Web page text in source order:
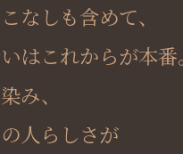
なしも含めて、
はこれからが本番。
み、
人らしさが